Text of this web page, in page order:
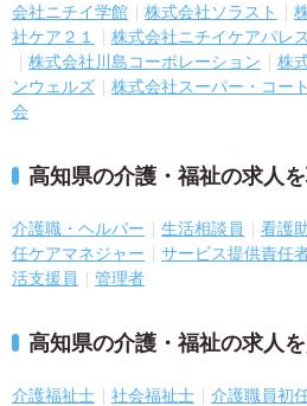
会社ニチイ学館
株式会社ソラスト
社ケア２１
株式会社ニチイケアパレス
株式会社川島コーポレーション
株
ンウェルズ
株式会社スーパー・コート
会
高知県の介護・福祉の求人
介護職・ヘルパー 生活相談員 看護
任ケアマネジャー
サービス提供責任
活支援員
管理者
高知県の介護・福祉の求人
介護福祉士 社会福祉士
介護職員初